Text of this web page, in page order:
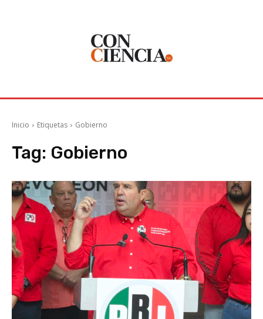
Inicio Etiquetas Gobierno
Tag: Gobierno